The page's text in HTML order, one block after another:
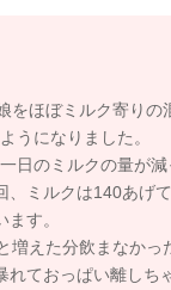
ほぼミルク寄りの
うになりました。
日のミルクの量が減
ミルクは140あげて
す。
増えた分飲まなか
れておっぱい離し